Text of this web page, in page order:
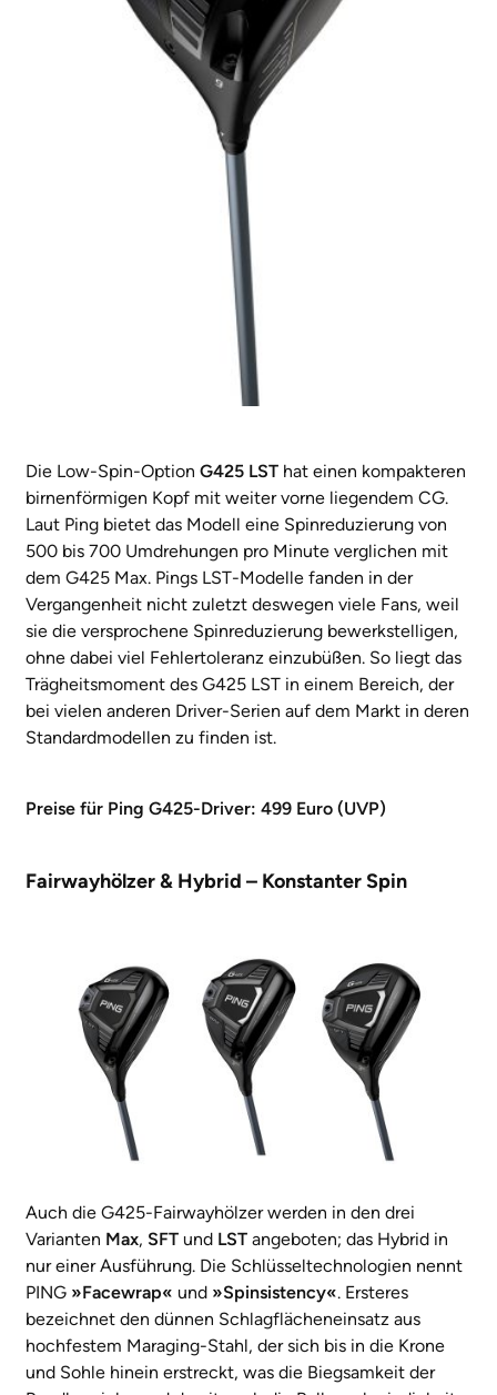
Die Low-Spin-Option G425 LST hat einen kompakteren
birnenförmigen Kopf mit weiter vorne liegendem CG.
Laut Ping bietet das Modell eine Spinreduzierung von
500 bis 700 Umdrehungen pro Minute verglichen mit
dem G425 Max. Pings LST-Modelle fanden in der
Vergangenheit nicht zuletzt deswegen viele Fans, weil
sie die versprochene Spinreduzierung bewerkstelligen,
ohne dabei viel Fehlertoleranz einzubüßen. So liegt das
Trägheitsmoment des G425 LST in einem Bereich, der
bei vielen anderen Driver-Serien auf dem Markt in deren
Standardmodellen zu finden ist.
Preise für Ping G425-Driver: 499 Euro (UVP)
Fairwayhölzer & Hybrid – Konstanter Spin
Auch die G425-Fairwayhölzer werden in den drei
Varianten Max, SFT und LST angeboten; das Hybrid in
nur einer Ausführung. Die Schlüsseltechnologien nennt
PING »Facewrap« und »Spinsistency«. Ersteres
bezeichnet den dünnen Schlagflächeneinsatz aus
hochfestem Maraging-Stahl, der sich bis in die Krone
und Sohle hinein erstreckt, was die Biegsamkeit der